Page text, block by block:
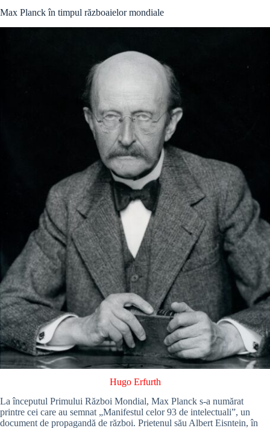
Max Planck în timpul războaielor mondiale
Hugo Erfurth
La începutul Primului Război Mondial, Max Planck s-a numărat
printre cei care au semnat „Manifestul celor 93 de intelectuali”, un
document de propagandă de război. Prietenul său Albert Eisntein, în